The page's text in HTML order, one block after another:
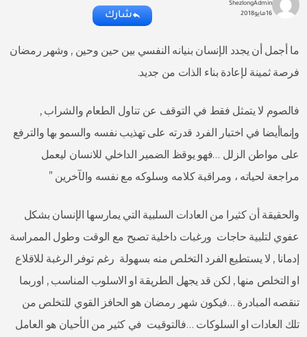
ShezlongAdmin
16 مايو2018 شارك
ما أجمل أن يجدد الإنسان بنيانه النفسي بين حين وحين , وشهر رمضان
فرصة ثمينة لإعادة بناء الذات من جديد.
فالصوم لا يتمثل فقط في التوقف عن تناول الطعام والشراب ,
وإنماأيضا في اختبار الفرد قدرته على تهذيب نفسه والسمو بها والترفع
على مواطن الزلل …فهو يوقظ الضمير الداخلي للانسان ليعمل
مراجعة لحياته ، ومراقبة كلامه وسلوكه مع نفسه والآخرين ”
والحقيقة أن كثيرا من العادات السلبية التي يمارسها الإنسان بشكل
عفوي لتلبية حاجات ورغبات داخلية تصبح مع الوقت وطول الممراسة
إدمانا , لا يستطيع الفرد التخلص منه بسهولة رغم توفر الرغبة للاقلاع
او التخلص منها , لكن قد يجهل الطريقة او الاسلوب المناسب , اوربما
تنقصه المبادرة …فيكون شهر رمضان هو الحافز القوي للتخلص من
تلك العادات او السلوكات …فالتوقيت في كثير من الأحيان هو العامل